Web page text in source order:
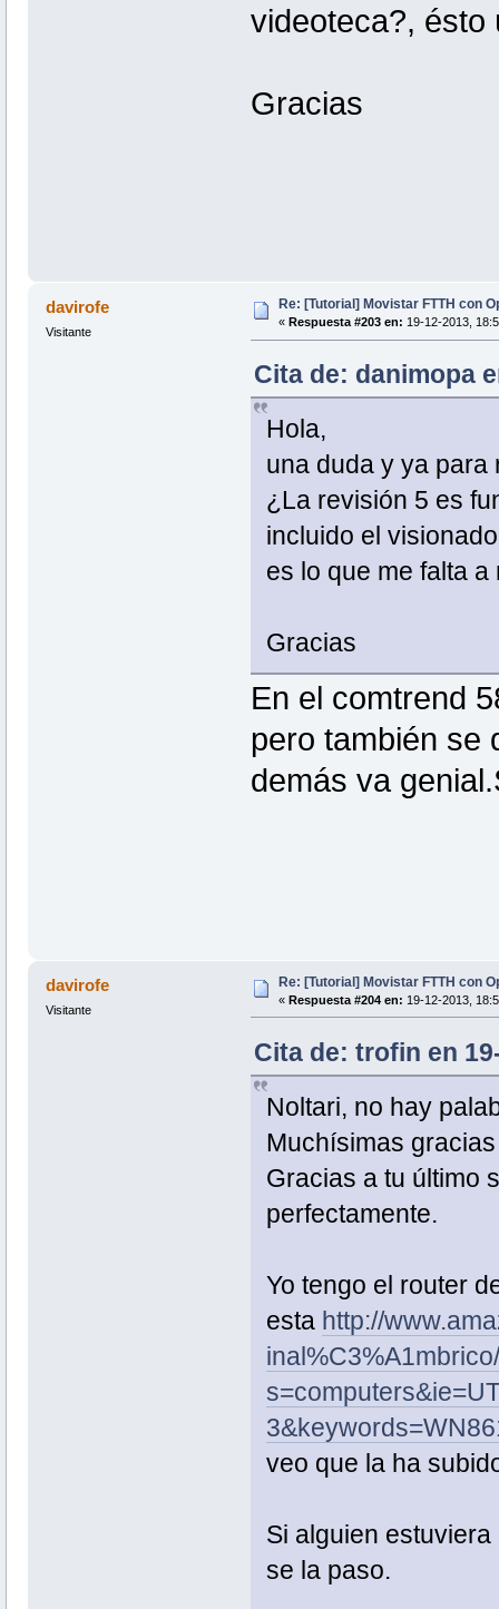
videoteca?, ésto
Gracias
davirofe
Visitante
Re: [Tutorial] Movistar FTTH con
« Respuesta #203 en: 19-12-2013,
Cita de: danimopa
Hola,
una duda y ya
¿La revisión 5 es
incluido el
es lo que me falta a
Gracias
En el comtrend
pero también se
demás va
davirofe
Visitante
Re: [Tutorial] Movistar FTTH con
« Respuesta #204 en: 19-12-2013,
Cita de: trofin en
Noltari, no hay
Muchísimas
Gracias a tu último
perfectamente.
Yo tengo el router
esta http://
veo que la ha
Si alguien
se la paso.